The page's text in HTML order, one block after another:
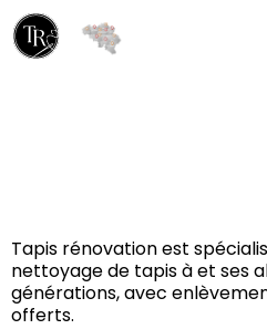
Tapis rénovation est
nettoyage de tapis à et ses
générations, avec
offerts.